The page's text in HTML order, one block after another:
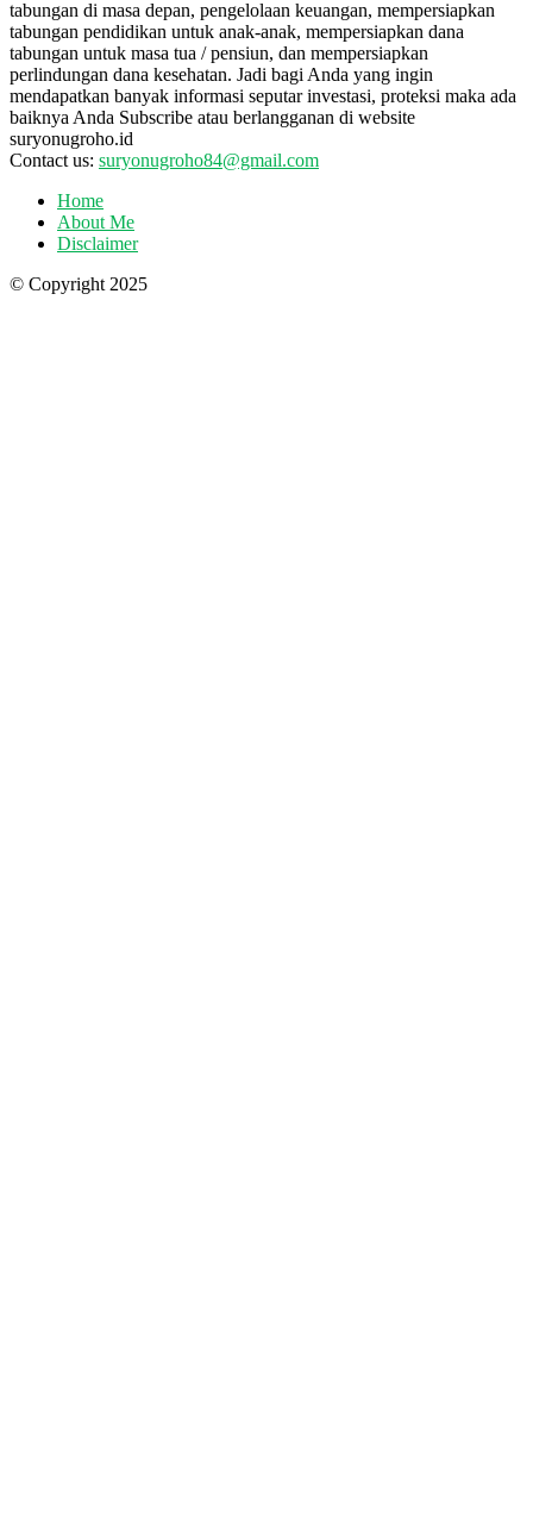
tabungan di masa depan, pengelolaan keuangan, mempersiapkan
tabungan pendidikan untuk anak-anak, mempersiapkan dana
tabungan untuk masa tua / pensiun, dan mempersiapkan
perlindungan dana kesehatan. Jadi bagi Anda yang ingin
mendapatkan banyak informasi seputar investasi, proteksi maka ada
baiknya Anda Subscribe atau berlangganan di website
suryonugroho.id
Contact us: suryonugroho84@gmail.com
Home
About Me
Disclaimer
© Copyright 2025